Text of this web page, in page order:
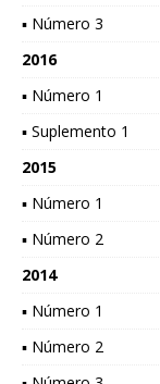
▪ Número 3
2016
▪ Número 1
▪ Suplemento 1
2015
▪ Número 1
▪ Número 2
2014
▪ Número 1
▪ Número 2